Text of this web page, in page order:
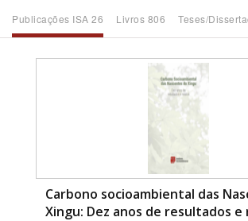
Área Protegida
Publicações ISA 26 Livros 806 Teses/
Carbono socioambiental das
Xingu: Dez anos de resultados e